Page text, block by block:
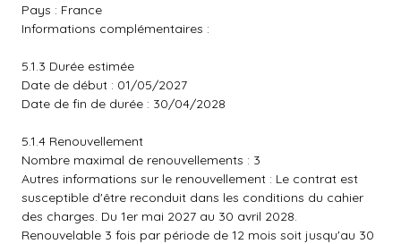
Pays : France
Informations complémentaires :
5.1.3 Durée estimée
Date de début : 01/05/2027
Date de fin de durée : 30/04/2028
5.1.4 Renouvellement
Nombre maximal de renouvellements : 3
Autres informations sur le renouvellement : Le contrat est
susceptible d'être reconduit dans les conditions du cahier
des charges. Du 1er mai 2027 au 30 avril 2028.
Renouvelable 3 fois par période de 12 mois soit jusqu'au 30